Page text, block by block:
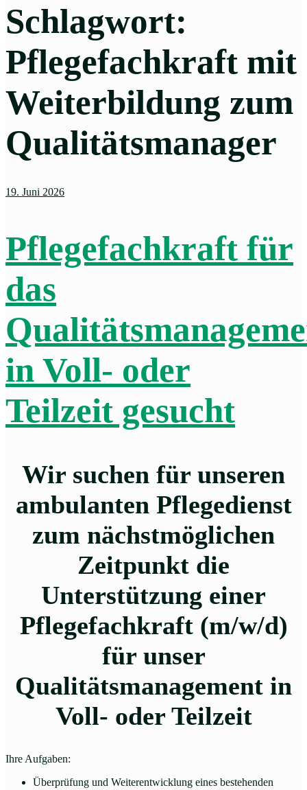
Schlagwort:
Pflegefachkraft mit
Weiterbildung zum
Qualitätsmanager
19. Juni 2026
Pflegefachkraft für
das
in Voll- oder
Teilzeit gesucht
Wir suchen für unseren
ambulanten Pflegedienst
zum nächstmöglichen
Zeitpunkt die
Unterstützung einer
Pflegefachkraft (m/w/d)
für unser
Qualitätsmanagement in
Voll- oder Teilzeit
Ihre Aufgaben:
Überprüfung und Weiterentwicklung eines bestehenden